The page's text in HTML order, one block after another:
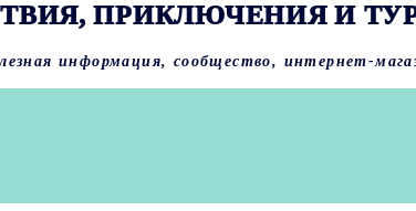
ПРИКЛЮЧЕНИЯ И
информация, сообщество, интернет-